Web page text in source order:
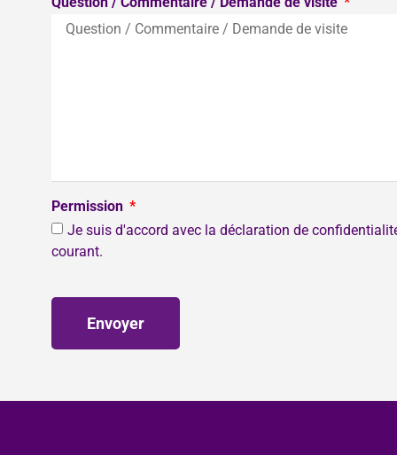
Permission
Je suis d'accord avec la déclaration de
courant.
Envoyer